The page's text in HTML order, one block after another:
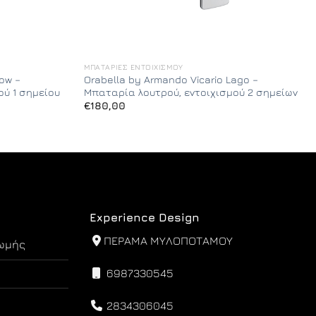
–
1 σημείου
ΜΠΑΤΑΡΊΕΣ ΕΝΤΟΙΧΙΣΜΟΎ
Orabella by Armando Vicario Lago –
Μπαταρία λουτρού, εντοιχισμού 2 σημείων
€180,00
Experience Design
ΠΕΡΑΜΑ ΜΥΛΟΠΟΤΑΜΟΥ
6987330545
2834306045